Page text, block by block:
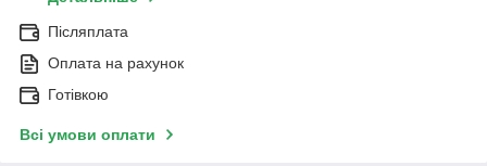
Післяплата
Оплата на рахунок
Готівкою
Всі умови оплати